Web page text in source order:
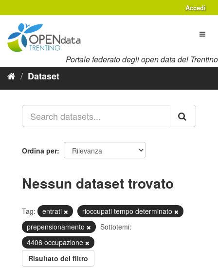
al
contenuto
Accedi
Portale federato degli open data del Trentino
Dataset
Ordina per
Nessun dataset trovato
Tag: entrati
rioccupati tempo determinato
prepensionamento
Sottotemi:
4406 occupazione
Risultato del filtro